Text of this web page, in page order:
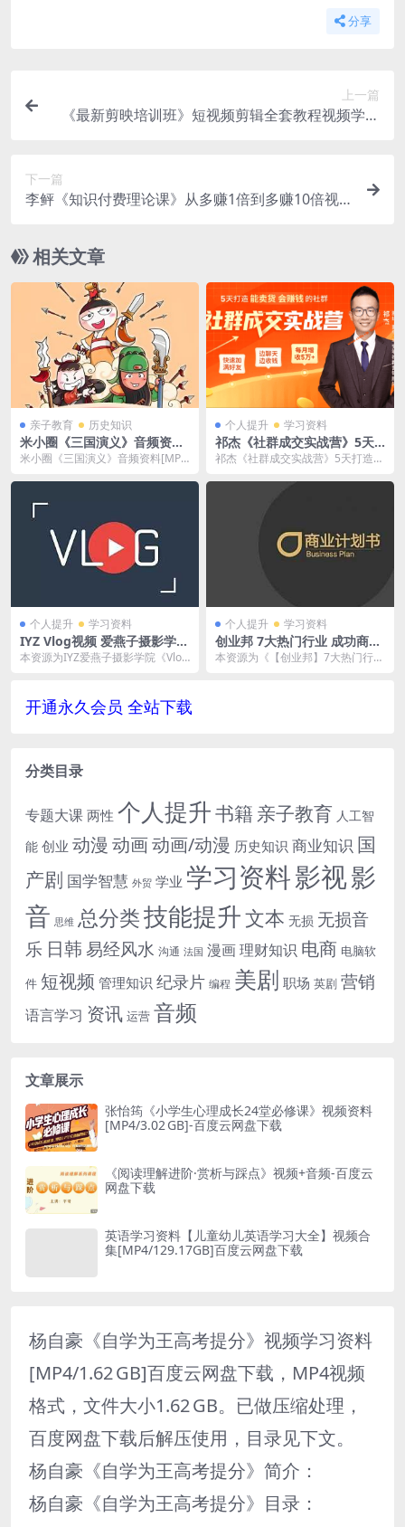
分享
上一篇
《最新剪映培训班》短视频剪辑全套教程视频学习
下一篇
李鲆《知识付费理论课》从多赚1倍到多赚10倍视
相关文章
亲子教育 历史知识
米小圈《三国演义》音频资料
[MP3/1.7GB]百度云网盘下载
米小圈《三国演义》音频资料[MP
缩处理，百...
个人提升 学习资料
祁杰《社群成交实战营》5天
打造能卖货，会赚钱的社群
祁杰《社群成交实战营》5天打造能
包），已做压缩处理，下...
个人提升 学习资料
IYZ Vlog视频 爱燕子摄影学院
Vlog视频课程 百度云网盘下
本资源为IYZ爱燕子摄影学院《Vlog
个人提升 学习资料
创业邦 7大热门行业 成功商业
计划书49例 课程合集百度云网
本资源为《【创业邦】7大热门行业
开通永久会员 全站下载
分类目录
专题大课 两性 个人提升书籍 亲子教育 人工智
能 创业 动漫 动画动画/动漫 历史知识 商业知识 国
产剧 国学智慧 外贸 学业 学习资料影视影
音 思维 总分类技能提升文本 无损 无损音
乐 日韩易经风水 沟通 法国 漫画理财知识 电商 电脑软
件 短视频 管理知识 纪录片 编程 美剧 职场 英剧 营销
语言学习 资讯 运营 音频
文章展示
张怡筠《小学生心理成长24堂必修课》视频资料
[MP4/3.02 GB]-百度云网盘下载
《阅读理解进阶·赏析与踩点》视频+音频-百度云
网盘下载
英语学习资料【儿童幼儿英语学习大全】视频合
集[MP4/129.17GB]百度云网盘下载
杨自豪《自学为王高考提分》视频学习资料
[MP4/1.62 GB]百度云网盘下载，MP4视频
格式，文件大小1.62 GB。已做压缩处理，
百度网盘下载后解压使用，目录见下文。
杨自豪《自学为王高考提分》简介：
杨自豪《自学为王高考提分》目录：